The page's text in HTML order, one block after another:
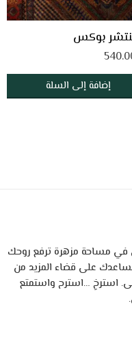
بوكس
إضافة إلى السلة
مساحة مزهرة ترفع روحك
على قضاء المزيد من
استرخِ …استرح واستمتع